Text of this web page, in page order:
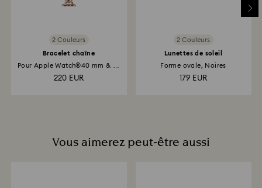
retour et de remboursement peut prendre jusqu’à 3 à
2 Couleurs
Bracelet chaîne
Pour Apple Watch®40 mm & 41
mm...
220 EUR
2 Couleurs
Lunettes de soleil
Forme ovale, Noires
179 EUR
Vous aimerez peut-être aussi